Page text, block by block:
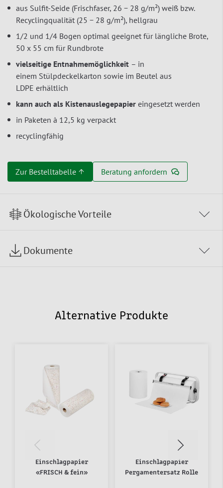
aus Sulfit-Seide (Frischfaser, 26 − 28 g/m²) weiß bzw.
Recyclingqualität (25 − 28 g/m²), hellgrau
1/2 und 1/4 Bogen optimal geeignet für längliche Brote,
50 x 55 cm für Rundbrote
vielseitige Entnahmemöglichkeit – in
einem Stülpdeckelkarton sowie im Beutel aus
LDPE erhältlich
kann auch als Kistenauslegepapier eingesetzt werden
in Paketen à 12,5 kg verpackt
recyclingfähig
Zur Bestelltabelle ↑ Beratung anfordern
Ökologische Vorteile
Dokumente
Alternative Produkte
Einschlagpapier
«FRISCH & fein»
Einschlagpapier
Pergamentersatz Rolle